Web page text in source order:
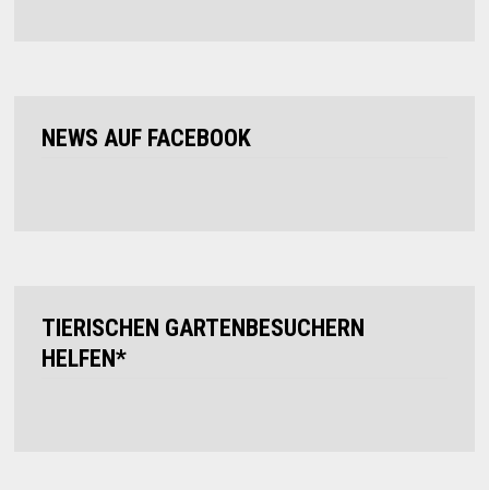
NEWS AUF FACEBOOK
TIERISCHEN GARTENBESUCHERN
HELFEN*